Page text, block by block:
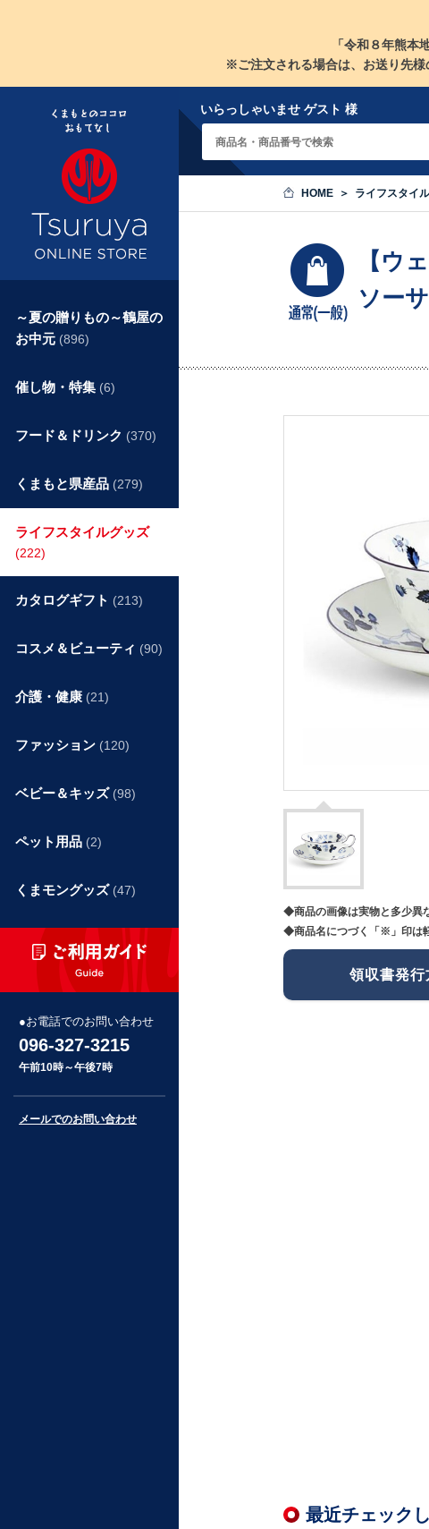
「令和８年熊本
※ご注文される場合は、お送り先
いらっしゃいませ ゲスト 様
HOME ライフスタイ
【ウ
ソー
◆商品の画像は実物と多少異
◆商品名につづく「※」印は
領収書発
最近チェック
～夏の贈りもの～鶴屋の
お中元 (896)
催し物・特集 (6)
フード＆ドリンク (370)
くまもと県産品 (279)
ライフスタイルグッズ
(222)
カタログギフト (213)
コスメ＆ビューティ (90)
介護・健康 (21)
ファッション (120)
ベビー＆キッズ (98)
ペット用品 (2)
くまモングッズ (47)
お電話でのお問い合わせ
096-327-3215
午前10時～午後7時
メールでのお問い合わせ